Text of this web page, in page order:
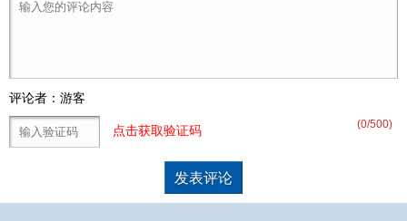
评论者：游客
(0/500)
点击获取验证码